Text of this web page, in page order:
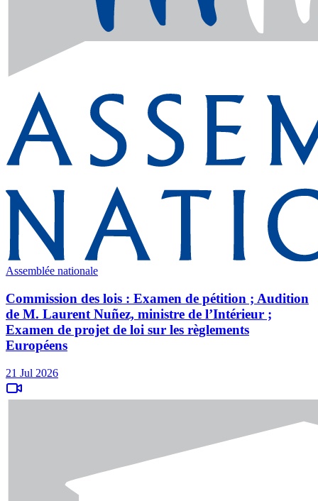
Assemblée nationale
Commission des lois : Examen de pétition ; Audition
de M. Laurent Nuñez, ministre de l’Intérieur ;
Examen de projet de loi sur les règlements
Européens
21 Jul 2026